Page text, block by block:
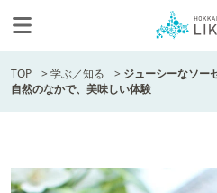
TOP >学ぶ／知る > ジューシーなソー
自然のなかで、美味しい体験